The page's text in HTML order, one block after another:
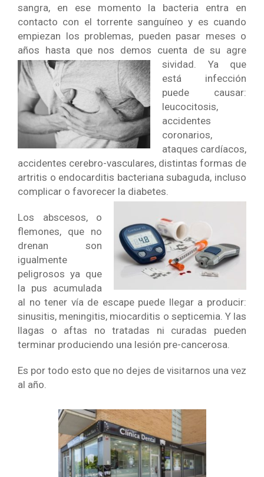
sangra, en ese momento la bacteria entra en
contacto con el torrente sanguíneo y es cuando
empiezan los problemas, pueden pasar meses o
años hasta que nos demos cuenta de su agre
sividad. Ya que
está infección
puede causar:
leucocitosis,
accidentes
coronarios,
ataques cardíacos,
accidentes cerebro-vasculares, distintas formas de
artritis o endocarditis bacteriana subaguda, incluso
complicar o favorecer la diabetes.
Los abscesos, o
flemones, que no
drenan son
igualmente
peligrosos ya que
la pus acumulada
al no tener vía de escape puede llegar a producir:
sinusitis, meningitis, miocarditis o septicemia. Y las
llagas o aftas no tratadas ni curadas pueden
terminar produciendo una lesión pre-cancerosa.
Es por todo esto que no dejes de visitarnos una vez
al año.